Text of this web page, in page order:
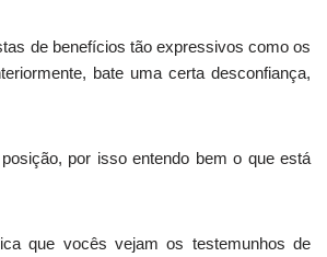
de benefícios tão expressivos como os
bate uma certa desconfiança,
por isso entendo bem o que está
que vocês vejam os testemunhos de